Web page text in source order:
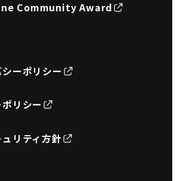
Community Award
ーポリシー
リシー
リティ方針